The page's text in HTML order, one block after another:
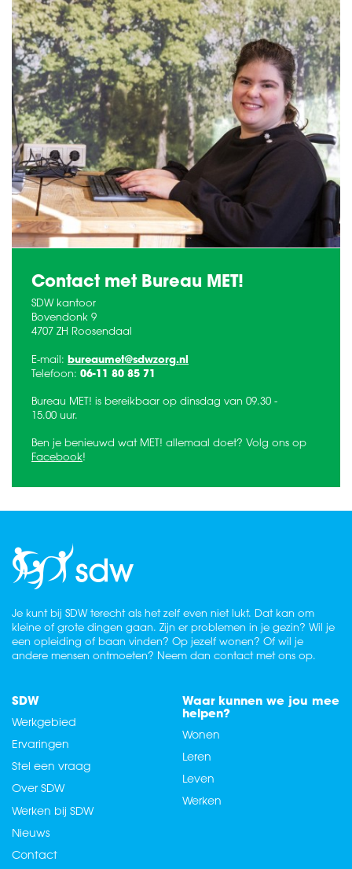
Contact met Bureau MET!
SDW kantoor
Bovendonk 9
4707 ZH Roosendaal
E-mail: bureaumet@sdwzorg.nl
Telefoon: 06-11 80 85 71
Bureau MET! is bereikbaar op dinsdag van 09.30 -
15.00 uur.
Ben je benieuwd wat MET! allemaal doet? Volg ons op
Facebook!
Je kunt bij SDW terecht als het zelf even niet lukt. Dat kan om
kleine of grote dingen gaan. Zijn er problemen in je gezin? Wil je
een opleiding of baan vinden? Op jezelf wonen? Of wil je
andere mensen ontmoeten? Neem dan contact met ons op.
SDW
Werkgebied
Ervaringen
Stel een vraag
Over SDW
Werken bij SDW
Nieuws
Contact
Waar kunnen we jou mee
helpen?
Wonen
Leren
Leven
Werken